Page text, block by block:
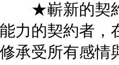
★嶄新的契約
能力的契約者，
修承受所有感情